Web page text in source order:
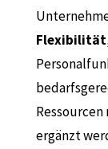
Flexibilität
ergänzt